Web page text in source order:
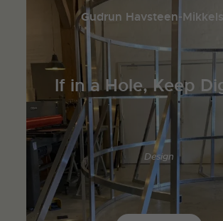
Gudrun Havsteen-
If in a Hole, Keep
Design